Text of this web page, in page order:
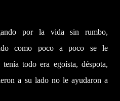
por la vida sin rumbo,
como poco a poco se le
todo era egoísta, déspota,
a su lado no le ayudaron a